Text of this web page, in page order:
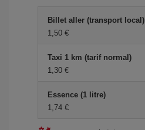
Billet aller (transport local)
1,50 €
Taxi 1 km (tarif normal)
1,30 €
Essence (1 litre)
1,74 €